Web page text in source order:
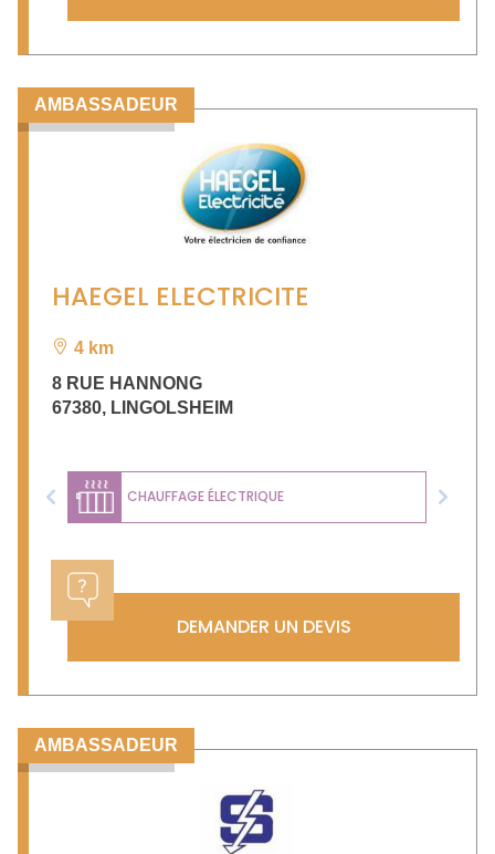
AMBASSADEUR
HAEGEL ELECTRICITE
4 km
8 RUE HANNONG
67380, LINGOLSHEIM
CHAUFFAGE ÉLECTRIQUE
Previous Next
DEMANDER UN DEVIS
AMBASSADEUR